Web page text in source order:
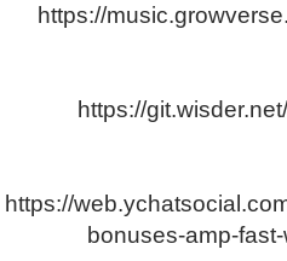
https://
https://
https://
bonuses-amp-